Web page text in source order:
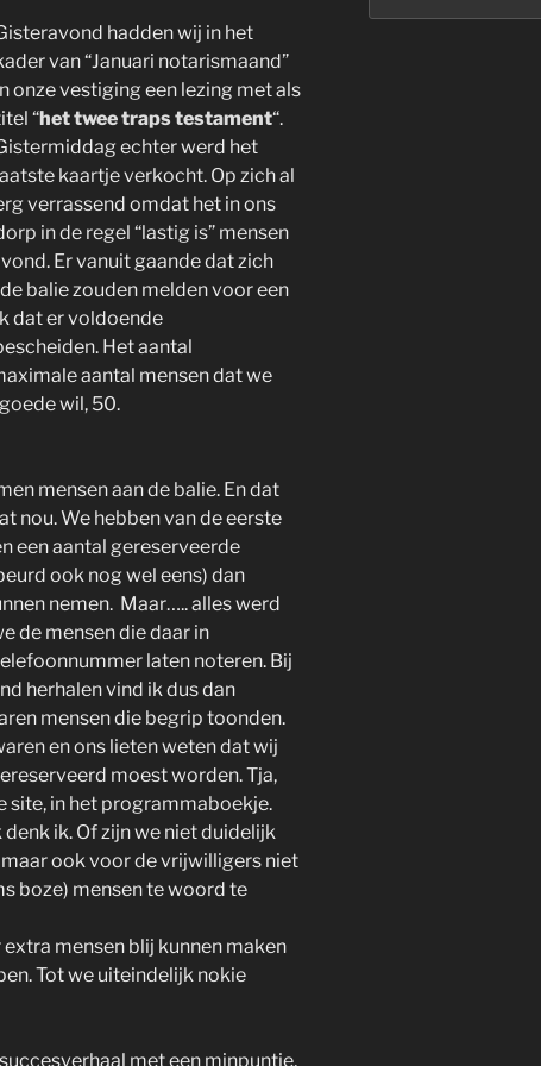
hadden wij in het
van “Januari notarismaand”
onze vestiging een lezing met als
“het twee traps testament“.
echter werd het
kaartje verkocht. Op zich al
verrassend omdat het in ons
in de regel “lastig is” mensen
Er vanuit gaande dat zich
balie zouden melden voor een
dat er voldoende
Het aantal
aantal mensen dat we
wil, 50.
mensen aan de balie. En dat
nou. We hebben van de eerste
een aantal gereserveerde
ook nog wel eens) dan
nemen. Maar….. alles werd
de mensen die daar in
laten noteren. Bij
herhalen vind ik dus dan
mensen die begrip toonden.
en ons lieten weten dat wij
moest worden. Tja,
site, in het programmaboekje.
ik. Of zijn we niet duidelijk
ook voor de vrijwilligers niet
boze) mensen te woord te
mensen blij kunnen maken
Tot we uiteindelijk nokie
met een minpuntje,